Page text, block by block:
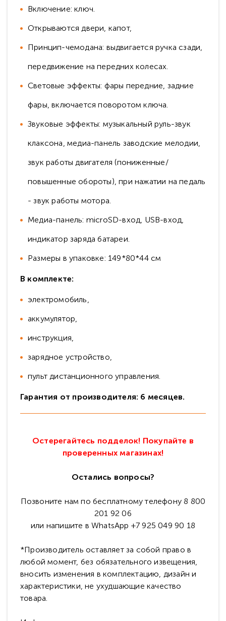
Включение: ключ.
Открываются двери, капот,
Принцип-чемодана: выдвигается ручка сзади,
передвижение на передних колесах.
Световые эффекты: фары передние, задние
фары, включается поворотом ключа.
Звуковые эффекты: музыкальный руль-звук
клаксона, медиа-панель заводские мелодии,
звук работы двигателя (пониженные/
повышенные обороты), при нажатии на педаль
- звук работы мотора.
Медиа-панель: microSD-вход, USB-вход,
индикатор заряда батареи.
Размеры в упаковке: 149*80*44 см
В комплекте:
электромобиль,
аккумулятор,
инструкция,
зарядное устройство,
пульт дистанционного управления.
Гарантия от производителя: 6 месяцев.
Остерегайтесь подделок! Покупайте в
проверенных магазинах!
Остались вопросы?
Позвоните нам по бесплатному телефону 8 800
201 92 06
или напишите в WhatsApp +7 925 049 90 18
*Производитель оставляет за собой право в
любой момент, без обязательного извещения,
вносить изменения в комплектацию, дизайн и
характеристики, не ухудшающие качество
товара.